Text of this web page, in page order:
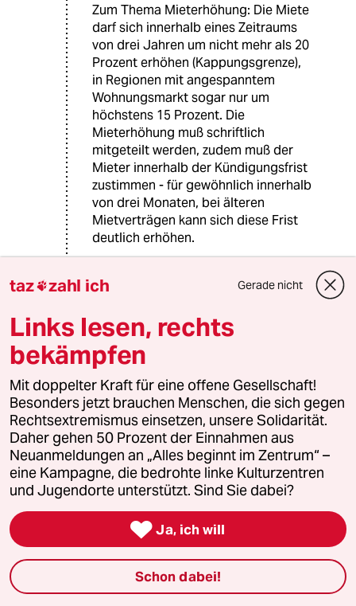
Zum Thema Mieterhöhung: Die Miete
darf sich innerhalb eines Zeitraums
von drei Jahren um nicht mehr als 20
Prozent erhöhen (Kappungsgrenze),
in Regionen mit angespanntem
Wohnungsmarkt sogar nur um
höchstens 15 Prozent. Die
Mieterhöhung muß schriftlich
mitgeteilt werden, zudem muß der
Mieter innerhalb der Kündigungsfrist
zustimmen - für gewöhnlich innerhalb
von drei Monaten, bei älteren
Mietverträgen kann sich diese Frist
deutlich erhöhen.
immerwährende Mietverträge - wer in
Abständen avanciert, darf sich nicht
wundern, wenn er sich irgendwann
seine alte Wohnung nicht mehr
leisten kann. Auch Vermieter sind
nämlich von der Inflation und
sonstigen Preissteigerungen
betroffen. Zumal man auch
unterscheiden muß, ob die Miete sich
im Bereich der Nettokaltmiete oder
umlagefähigen Nebenkosten erhöht.
G Gast3456
16.04.2021,19:20 Uhr
@14390 (Profil gelöscht):
taz zahl ich Gerade nicht
Links lesen, rechts
bekämpfen
Mit doppelter Kraft für eine offene Gesellschaft!
Besonders jetzt brauchen Menschen, die sich gegen
Rechtsextremismus einsetzen, unsere Solidarität.
Daher gehen 50 Prozent der Einnahmen aus
Neuanmeldungen an „Alles beginnt im Zentrum“ –
eine Kampagne, die bedrohte linke Kulturzentren
und Jugendorte unterstützt. Sind Sie dabei?
 Ja, ich will
Schon dabei!